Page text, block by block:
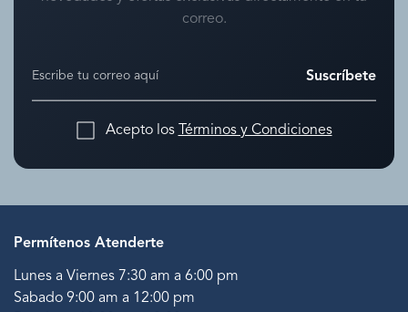
correo.
Suscríbete
Acepto los Términos y Condiciones
Permítenos Atenderte
Lunes a Viernes 7:30 am a 6:00 pm
Sabado 9:00 am a 12:00 pm